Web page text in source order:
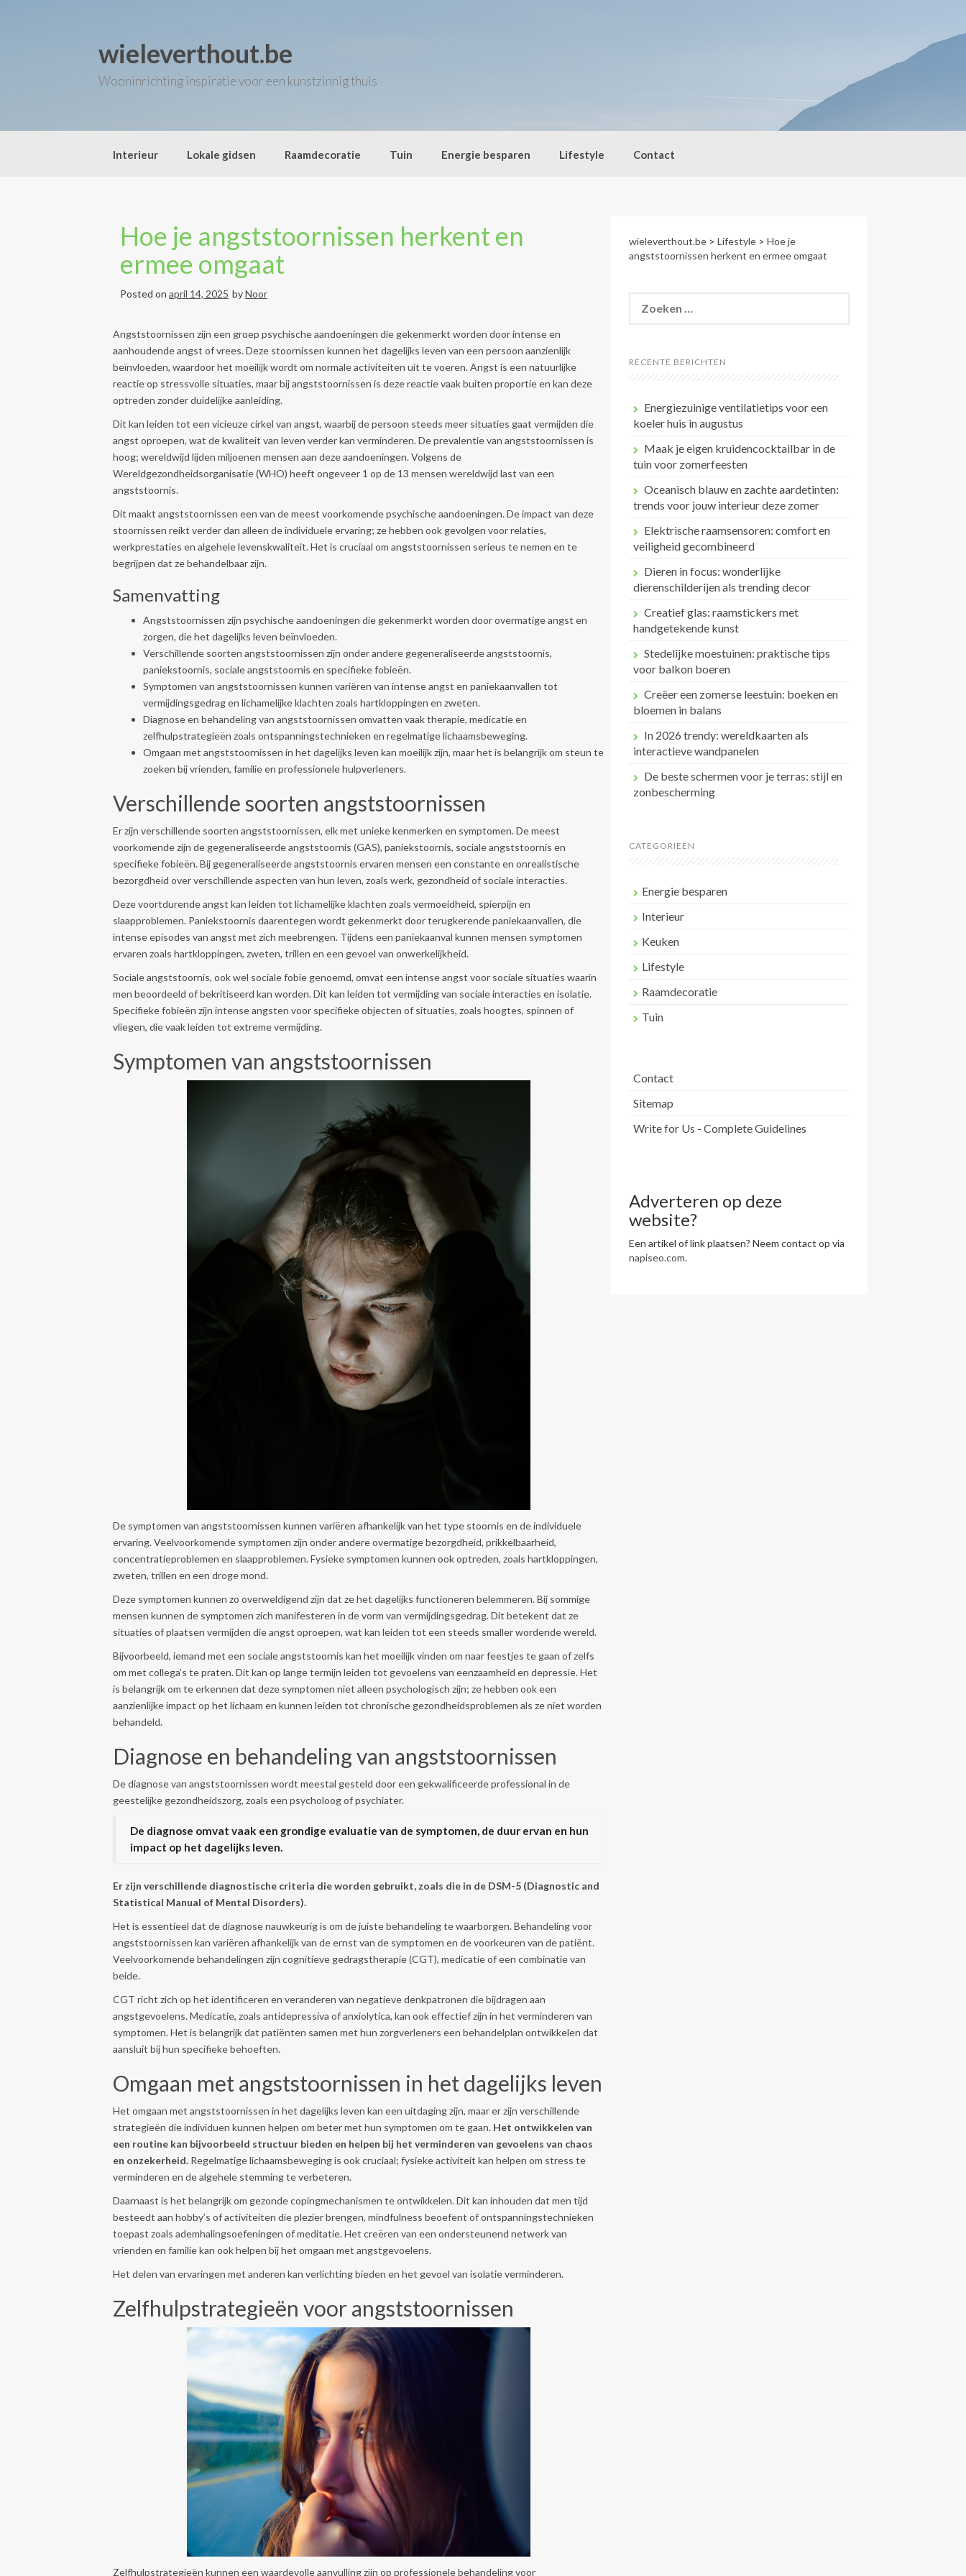
wieleverthout.be
Wooninrichting inspiratie voor een kunstzinnig thuis
Interieur Lokale gidsen Raamdecoratie Tuin Energie besparen Lifestyle Contact
Hoe je angststoornissen herkent en
ermee omgaat
Posted on april 14, 2025 byNoor
Angststoornissen zijn een groep psychische aandoeningen die gekenmerkt worden door intense en
aanhoudende angst of vrees. Deze stoornissen kunnen het dagelijks leven van een persoon aanzienlijk
beïnvloeden, waardoor het moeilijk wordt om normale activiteiten uit te voeren. Angst is een natuurlijke
reactie op stressvolle situaties, maar bij angststoornissen is deze reactie vaak buiten proportie en kan deze
optreden zonder duidelijke aanleiding.
Dit kan leiden tot een vicieuze cirkel van angst, waarbij de persoon steeds meer situaties gaat vermijden die
angst oproepen, wat de kwaliteit van leven verder kan verminderen. De prevalentie van angststoornissen is
hoog; wereldwijd lijden miljoenen mensen aan deze aandoeningen. Volgens de
Wereldgezondheidsorganisatie (WHO) heeft ongeveer 1 op de 13 mensen wereldwijd last van een
angststoornis.
Dit maakt angststoornissen een van de meest voorkomende psychische aandoeningen. De impact van deze
stoornissen reikt verder dan alleen de individuele ervaring; ze hebben ook gevolgen voor relaties,
werkprestaties en algehele levenskwaliteit. Het is cruciaal om angststoornissen serieus te nemen en te
begrijpen dat ze behandelbaar zijn.
Samenvatting
Angststoornissen zijn psychische aandoeningen die gekenmerkt worden door overmatige angst en
zorgen, die het dagelijks leven beïnvloeden.
Verschillende soorten angststoornissen zijn onder andere gegeneraliseerde angststoornis,
paniekstoornis, sociale angststoornis en specifieke fobieën.
Symptomen van angststoornissen kunnen variëren van intense angst en paniekaanvallen tot
vermijdingsgedrag en lichamelijke klachten zoals hartkloppingen en zweten.
Diagnose en behandeling van angststoornissen omvatten vaak therapie, medicatie en
zelfhulpstrategieën zoals ontspanningstechnieken en regelmatige lichaamsbeweging.
Omgaan met angststoornissen in het dagelijks leven kan moeilijk zijn, maar het is belangrijk om steun te
zoeken bij vrienden, familie en professionele hulpverleners.
Verschillende soorten angststoornissen
Er zijn verschillende soorten angststoornissen, elk met unieke kenmerken en symptomen. De meest
voorkomende zijn de gegeneraliseerde angststoornis (GAS), paniekstoornis, sociale angststoornis en
specifieke fobieën. Bij gegeneraliseerde angststoornis ervaren mensen een constante en onrealistische
bezorgdheid over verschillende aspecten van hun leven, zoals werk, gezondheid of sociale interacties.
Deze voortdurende angst kan leiden tot lichamelijke klachten zoals vermoeidheid, spierpijn en
slaapproblemen. Paniekstoornis daarentegen wordt gekenmerkt door terugkerende paniekaanvallen, die
intense episodes van angst met zich meebrengen. Tijdens een paniekaanval kunnen mensen symptomen
ervaren zoals hartkloppingen, zweten, trillen en een gevoel van onwerkelijkheid.
Sociale angststoornis, ook wel sociale fobie genoemd, omvat een intense angst voor sociale situaties waarin
men beoordeeld of bekritiseerd kan worden. Dit kan leiden tot vermijding van sociale interacties en isolatie.
Specifieke fobieën zijn intense angsten voor specifieke objecten of situaties, zoals hoogtes, spinnen of
vliegen, die vaak leiden tot extreme vermijding.
Symptomen van angststoornissen
De symptomen van angststoornissen kunnen variëren afhankelijk van het type stoornis en de individuele
ervaring. Veelvoorkomende symptomen zijn onder andere overmatige bezorgdheid, prikkelbaarheid,
concentratieproblemen en slaapproblemen. Fysieke symptomen kunnen ook optreden, zoals hartkloppingen,
zweten, trillen en een droge mond.
Deze symptomen kunnen zo overweldigend zijn dat ze het dagelijks functioneren belemmeren. Bij sommige
mensen kunnen de symptomen zich manifesteren in de vorm van vermijdingsgedrag. Dit betekent dat ze
situaties of plaatsen vermijden die angst oproepen, wat kan leiden tot een steeds smaller wordende wereld.
Bijvoorbeeld, iemand met een sociale angststoornis kan het moeilijk vinden om naar feestjes te gaan of zelfs
om met collega’s te praten. Dit kan op lange termijn leiden tot gevoelens van eenzaamheid en depressie. Het
is belangrijk om te erkennen dat deze symptomen niet alleen psychologisch zijn; ze hebben ook een
aanzienlijke impact op het lichaam en kunnen leiden tot chronische gezondheidsproblemen als ze niet worden
behandeld.
Diagnose en behandeling van angststoornissen
De diagnose van angststoornissen wordt meestal gesteld door een gekwalificeerde professional in de
geestelijke gezondheidszorg, zoals een psycholoog of psychiater.
De diagnose omvat vaak een grondige evaluatie van de symptomen, de duur ervan en hun
impact op het dagelijks leven.
Er zijn verschillende diagnostische criteria die worden gebruikt, zoals die in de DSM-5 (Diagnostic and
Statistical Manual of Mental Disorders).
Het is essentieel dat de diagnose nauwkeurig is om de juiste behandeling te waarborgen. Behandeling voor
angststoornissen kan variëren afhankelijk van de ernst van de symptomen en de voorkeuren van de patiënt.
Veelvoorkomende behandelingen zijn cognitieve gedragstherapie (CGT), medicatie of een combinatie van
beide.
CGT richt zich op het identificeren en veranderen van negatieve denkpatronen die bijdragen aan
angstgevoelens. Medicatie, zoals antidepressiva of anxiolytica, kan ook effectief zijn in het verminderen van
symptomen. Het is belangrijk dat patiënten samen met hun zorgverleners een behandelplan ontwikkelen dat
aansluit bij hun specifieke behoeften.
Omgaan met angststoornissen in het dagelijks leven
Het omgaan met angststoornissen in het dagelijks leven kan een uitdaging zijn, maar er zijn verschillende
strategieën die individuen kunnen helpen om beter met hun symptomen om te gaan. Het ontwikkelen van
een routine kan bijvoorbeeld structuur bieden en helpen bij het verminderen van gevoelens van chaos
en onzekerheid. Regelmatige lichaamsbeweging is ook cruciaal; fysieke activiteit kan helpen om stress te
verminderen en de algehele stemming te verbeteren.
Daarnaast is het belangrijk om gezonde copingmechanismen te ontwikkelen. Dit kan inhouden dat men tijd
besteedt aan hobby’s of activiteiten die plezier brengen, mindfulness beoefent of ontspanningstechnieken
toepast zoals ademhalingsoefeningen of meditatie. Het creëren van een ondersteunend netwerk van
vrienden en familie kan ook helpen bij het omgaan met angstgevoelens.
Het delen van ervaringen met anderen kan verlichting bieden en het gevoel van isolatie verminderen.
Zelfhulpstrategieën voor angststoornissen
Zelfhulpstrategieën kunnen een waardevolle aanvulling zijn op professionele behandeling voor
wieleverthout.be >Lifestyle >Hoe je
angststoornissen herkent en ermee omgaat
naar:
RECENTE BERICHTEN
Energiezuinige ventilatietips voor een
koeler huis in augustus
Maak je eigen kruidencocktailbar in de
tuin voor zomerfeesten
Oceanisch blauw en zachte aardetinten:
trends voor jouw interieur deze zomer
Elektrische raamsensoren: comfort en
veiligheid gecombineerd
Dieren in focus: wonderlijke
dierenschilderijen als trending decor
Creatief glas: raamstickers met
handgetekende kunst
Stedelijke moestuinen: praktische tips
voor balkon boeren
Creëer een zomerse leestuin: boeken en
bloemen in balans
In 2026 trendy: wereldkaarten als
interactieve wandpanelen
De beste schermen voor je terras: stijl en
zonbescherming
CATEGORIEËN
Energie besparen
Interieur
Keuken
Lifestyle
Raamdecoratie
Tuin
Contact
Sitemap
Write for Us - Complete Guidelines
Adverteren op deze
website?
Een artikel of link plaatsen? Neem contact op via
napiseo.com.